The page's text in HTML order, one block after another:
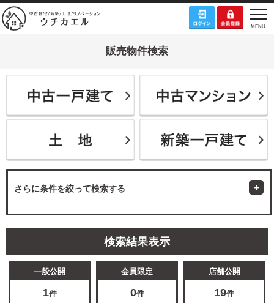
販売物件検索
さらに条件を絞って検索する
検索結果表示
一般公開
1件
会員限定
0件
店舗公開
19件